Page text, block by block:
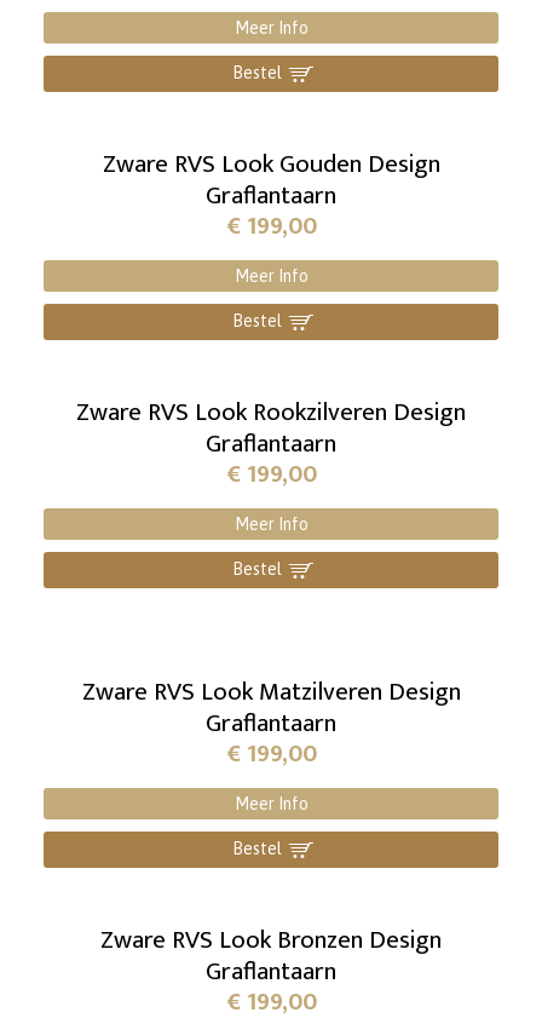
Meer Info
Bestel ]
Zware RVS Look Gouden Design
Graflantaarn
€199,00
Meer Info
Bestel ]
Zware RVS Look Rookzilveren Design
Graflantaarn
€199,00
Meer Info
Bestel ]
Zware RVS Look Matzilveren Design
Graflantaarn
€199,00
Meer Info
Bestel ]
Zware RVS Look Bronzen Design
Graflantaarn
€199,00